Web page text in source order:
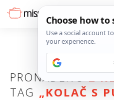
PRONAĐENO2
TAG „KOLAČ S